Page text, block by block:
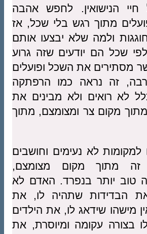
הנישואין. לחפש אהבה
מתוך רגש בלי שכל, אז
ולמה שלא יבצעו אותם
שכל הם יודעים שזה גרוע
מסתירים את השכל ופועלים
זה נראה כמו הרפתקה
לא רואים ולא מבינים את
מקום צר ומצומצם, מתוך
למקומות לא נעימים וחושבים
זה מתוך מקום מצומצם,
טוב יותר בנפרד. האדם לא
הבדידות שתהיה לו, את
מישהו שידאג לו, את הילדים
בצורה עקומה ומיוסרת, את